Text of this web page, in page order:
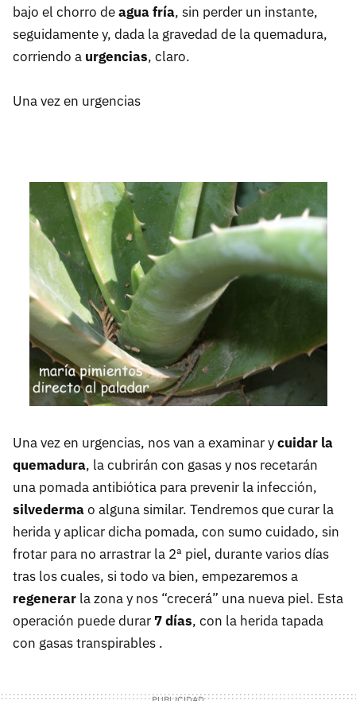
bajo el chorro deagua fría, sin perder un instante,
seguidamente y, dada la gravedad de la quemadura,
corriendo a urgencias, claro.
Una vez en urgencias
Una vez en urgencias, nos van a examinar ycuidar la
quemadura, la cubrirán con gasas y nos recetarán
una pomada antibiótica para prevenir la infección,
silvedermao alguna similar. Tendremos que curar la
herida y aplicar dicha pomada, con sumo cuidado, sin
frotar para no arrastrar la 2ª piel, durante varios días
tras los cuales, si todo va bien, empezaremos a
regenerar la zona y nos “crecerá” una nueva piel. Esta
operación puede durar 7 días, con la herida tapada
con gasas transpirables .